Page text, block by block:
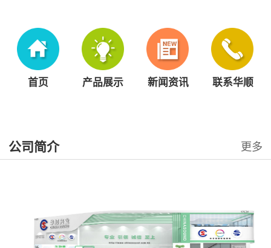
首页 产品展示 新闻资讯 联系华顺
公司简介 更多